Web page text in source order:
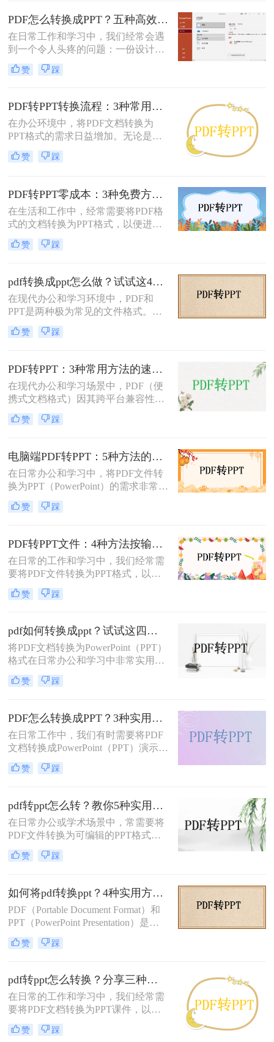
它“只读”的特性也使其内容难以直接
编辑和复用。此时，将PDF转换为可
编辑的PPT就成了一个刚性需求。
PDF怎么转换成PPT？五种高效方法，适用不同场景全解析！
在日常工作和学习中，我们经常会遇
到一个令人头疼的问题：一份设计精
美、内容详实的PDF文档，需要被转
换为可编辑、可演示的
修改内容、调整逻辑，或是直接用于
会议汇报。然而，由于PDF格式本身
是为了稳定显示而非编辑而设计的，
这项转换工作常常伴随着格式错乱、
排版混乱、图片丢失等“车祸现场”。
赞 踩
PDF转PPT转换流程：3种常用方法的速度和精度对比！
在办公环境中，将PDF文档转换为
PPT格式的需求日益增加。无论是为
了更好地展示信息，还是为了便于编
辑内容，掌握几种有效的PDF转PPT
怎么转换呢？本文将介绍三种常用的
方法来实现这一转换。
赞 踩
PDF转PPT零成本：3种免费方案的实际效果和隐藏限制！
在生活和工作中，经常需要将PDF格
式的文档转换为PPT格式，以便进行
演示和讲解。然而，一些专业的PDF
转PPT软件可能需要付费购买。那么
介绍三种不需要花钱就能将PDF转换
成PPT的方法。
赞 踩
pdf转换成ppt怎么做？试试这4个转换方法！
在现代办公和学习环境中，PDF和
PPT是两种极为常见的文件格式。
PDF文件因其出色的稳定性和兼容性
而被广泛用于文档分享和存储，而
睐。然而，有时我们需要将PDF转换
为PPT以便进行编辑和演示。那么pdf
转换成ppt怎么做呢？本文将详细介绍
几种将PDF转换为PPT的方法。
赞 踩
PDF转PPT：3种常用方法的速度对比和适用文件类型！
在现代办公和学习场景中，PDF（便
携式文档格式）因其跨平台兼容性和
内容稳定性而广泛使用。然而，在某
些情况下，我们可能需要将PDF文件
以便于编辑、演示或分享。那么PDF
如何转ppt呢？本文将详细介绍几种常
用的PDF转PPT的方法。
赞 踩
电脑端PDF转PPT：5种方法的安装配置和操作差异！
在日常办公和学习中，将PDF文件转
换为PPT（PowerPoint）的需求非常普
遍。无论是为了制作演示文稿、分享
资料还是教学用途，掌握高效的PDF
脑pdf如何转化为ppt呢？本文将详细
介绍五种将PDF转换成PPT的方法，
帮助您轻松应对各种需求。
赞 踩
PDF转PPT文件：4种方法按输出格式（pptx/ppt）和页数选择!
在日常的工作和学习中，我们经常需
要将PDF文件转换为PPT格式，以便
进行演示或编辑。那么如何将pdf转换
成ppt文件呢？本文将介绍四种常用的
赞 踩
pdf如何转换成ppt？试试这四种常用方法！
将PDF文档转换为PowerPoint（PPT）
格式在日常办公和学习中非常实用，
特别是在需要对内容进行编辑或演示
时。那么pdf如何转换成ppt呢？本文
赞 踩
PDF怎么转换成PPT？3种实用方法详解！
在日常工作中，我们有时需要将PDF
文档转换成PowerPoint（PPT）演示文
稿以方便展示或编辑。那么PDF怎么
转换成PPT呢？本文将介绍几种实现
赞 踩
pdf转ppt怎么转？教你5种实用的方法！
在日常办公或学术场景中，常需要将
PDF文件转换为可编辑的PPT格式。
那么pdf转ppt怎么转呢？本文整理了5
种主流方法，从工具选择到操作细节
赞 踩
如何将pdf转换ppt？4种实用方法解析！
PDF（Portable Document Format）和
PPT（PowerPoint Presentation）是两
种常见的文件格式，分别用于文档存
储和演示文稿制作。在某些情况下，
式，以便在演示文稿中使用或进行进
一步编辑。那么如何将pdf转换ppt
呢？本文将详细介绍几种将PDF转换
为PPT的方法，帮助您高效地完成这
一任务。
赞 踩
pdf转ppt怎么转换？分享三种高效常用转换方法！
在日常的工作和学习中，我们经常需
要将PDF文档转换为PPT课件，以便
于演示和分享。那么pdf转ppt怎么转
换呢？本文将介绍三种将PDF转换为
赞 踩